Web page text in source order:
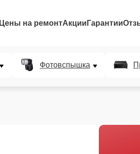
Цены на ремонтАкции Гарантии
Фотовспышка